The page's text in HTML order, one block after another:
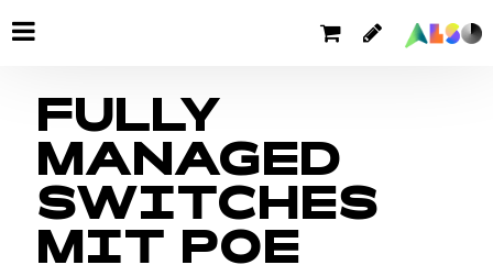
FULLY
MANAGED
SWITCHES
MIT POE